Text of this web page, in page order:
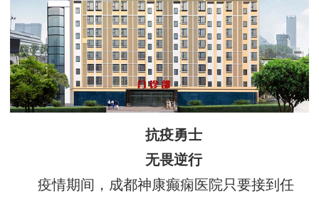
抗疫勇士
无畏逆行
疫情期间，成都神康癫痫医院只要接到任